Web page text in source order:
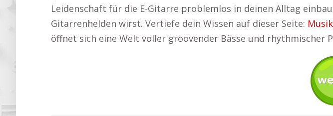
Leidenschaft für die E-Gitarre problemlos in deinen Alltag
Gitarrenhelden wirst. Vertiefe dein Wissen auf dieser Seite:
öffnet sich eine Welt voller groovender Bässe und rhythmischer